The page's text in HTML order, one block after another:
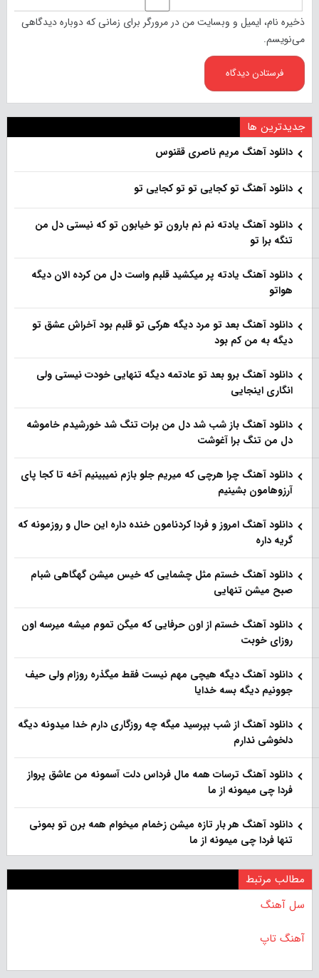
ذخیره نام، ایمیل و وبسایت من در مرورگر برای زمانی که دوباره دیدگاهی
می‌نویسم.
جدیدترین ها
دانلود آهنگ مریم ناصری ققنوس
دانلود آهنگ تو کجایی تو تو کجایی تو
دانلود آهنگ یادته نم نم بارون تو خیابون تو که نیستی دل من
تنگه برا تو
دانلود آهنگ یادته پر میکشید قلبم واست دل من کرده الان دیگه
هواتو
دانلود آهنگ بعد تو مرد دیگه هرکی تو قلبم بود آخراش عشق تو
دیگه به من کم بود
دانلود آهنگ برو بعد تو عادتمه دیگه تنهایی خودت نیستی ولی
انگاری اینجایی
دانلود آهنگ باز شب شد دل من برات تنگ شد خورشیدم خاموشه
دل من تنگ برا آغوشت
دانلود آهنگ چرا هرچی که میریم جلو بازم نمیبینیم آخه تا کجا پای
آرزوهامون بشینیم
دانلود آهنگ امروز و فردا کردنامون خنده داره این حال و روزمونه که
گریه داره
دانلود آهنگ خستم مثل چشمایی که خیس میشن گهگاهی شبام
صبح میشن تنهایی
دانلود آهنگ خستم از اون حرفایی که میگن تموم میشه میرسه اون
روزای خوبت
دانلود آهنگ دیگه هیچی مهم نیست فقط میگذره روزام ولی حیف
جوونیم دیگه بسه خدایا
دانلود آهنگ از شب بپرسید میگه چه روزگاری دارم خدا میدونه دیگه
دلخوشی ندارم
دانلود آهنگ ترسات همه مال فرداس دلت آسمونه من عاشق پرواز
فردا چی میمونه از ما
دانلود آهنگ هر بار تازه میشن زخمام میخوام همه برن تو بمونی
تنها فردا چی میمونه از ما
مطالب مرتبط
سل آهنگ
آهنگ تاپ